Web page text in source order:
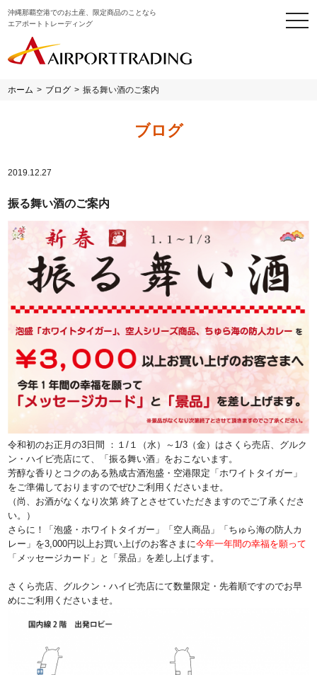
沖縄那覇空港でのお土産、限定商品のことなら
エアポートトレーディング
ホーム > ブログ > 振る舞い酒のご案内
ブログ
2019.12.27
振る舞い酒のご案内
令和初のお正月の3日間 ：１/１（水）～1/3（金）はさくら売店、グルク
ン・ハイビ売店にて、「振る舞い酒」をおこないます。
芳醇な香りとコクのある熟成古酒泡盛・空港限定「ホワイトタイガー」
をご準備しておりますのでぜひご利用くださいませ。
（尚、お酒がなくなり次第 終了とさせていただきますのでご了承くださ
い。）
さらに！「泡盛・ホワイトタイガー」「空人商品」「ちゅら海の防人カ
レー」を3,000円以上お買い上げのお客さまに今年一年間の幸福を願って
「メッセージカード」と「景品」を差し上げます。
さくら売店、グルクン・ハイビ売店にて数量限定・先着順ですのでお早
めにご利用くださいませ。